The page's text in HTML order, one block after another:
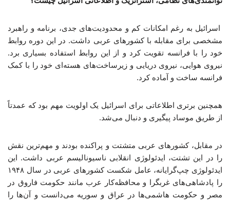
اسرائیل به رغم امکانات کم و محدودیت‌های جدی، برنامه و راهبرد
مشخصی برای مقابله با کشورهای عربی داشت. در این دوره روابط
خود را با فرانسه تقویت کرد و از این روابط استفاده بسیاری برد.
نیروی هوایی، نیروی دریایی و زیرساخت‌های هسته‌ای خود را با کمک
فرانسه ساخت و آماده کرد.
همچنین برتری اطلاعاتی برای اسرائیل یک اولویت مهم بود که عمدتاً
از طریق موساد پیگیری و دنبال می‌شد.
در مقابل، کشورهای عربی متشتت و پراکنده بودند و مهم‌ترین نقش
را در این تشتت، ایدئولوژی انقلابی ناسیونالیسم عربی داشت. این
ایدئولوژی چپ‌گرایانه، عامل شکست کشورهای عربی در سال ۱۹۴۸
را پادشاهی‌های غربگرا و محافظه‌کار عرب مانند حکومت فاروق در
مصر و حکومت هاشمی‌ها در عراق و سوریه می‌دانست و آن‌ها را